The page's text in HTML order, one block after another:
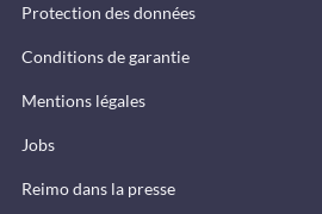
Protection des données
Conditions de garantie
Mentions légales
Jobs
Reimo dans la presse